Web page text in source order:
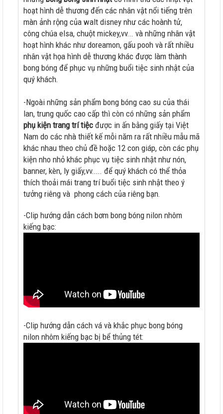
hoạt hình dễ thương đến các nhân vật nổi tiếng trên
màn ảnh rộng của walt disney như các hoành tử,
công chúa elsa, chuột mickey,vv... và những nhân vật
hoạt hình khác như doreamon, gấu pooh và rất nhiều
nhân vật họa hình dễ thương khác được làm thành
bong bóng để phục vụ những buổi tiệc sinh nhật của
quý khách.
-Ngoài những sản phẩm bong bóng cao su của thái
lan, trung quốc cao cấp thì còn có những sản phẩm
phụ kiện trang trí tiệc được in ấn bằng giấy tại Việt
Nam do các nhà thiết kế mỗi năm ra rất nhiều mẫu mã
khác nhau theo chủ đề hoặc 12 con giáp, còn các phụ
kiện nho nhỏ khác phục vụ tiệc sinh nhật như nón,
banner, kèn, ly giấy,vv..... để quý khách có thể thỏa
thích thoải mái trang trí buổi tiệc sinh nhật theo ý
tưởng riêng và phong cách của riêng bạn.
-Clip hướng dẫn cách bơm bong bóng nilon nhôm
kiếng bạc:
-Clip hướng dẫn cách vá và khắc phục bong bóng
nilon nhôm kiếng bạc bị bể thủng tét: